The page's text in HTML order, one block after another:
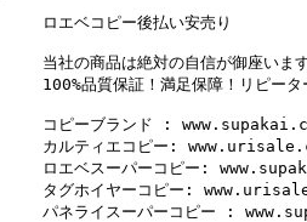
ロエベコピー後払い安売り
当社の商品は絶対の自信が御座いま
100%品質保証！満足保障！リピー
コピーブランド :
カルティエコピー:
ロエベスーパーコピー:
タグホイヤーコピー:
パネライスーパーコピー :